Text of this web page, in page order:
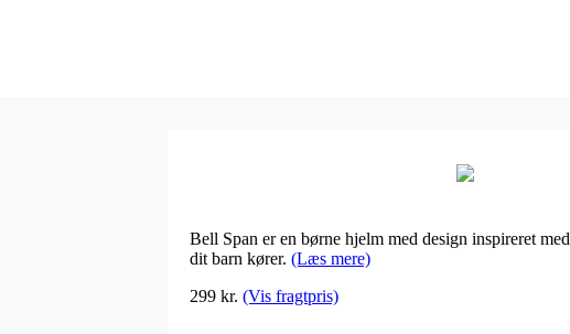
Bell Span er en børne hjelm med design inspireret
dit barn kører. (Læs mere)
299 kr. (Vis fragtpris)